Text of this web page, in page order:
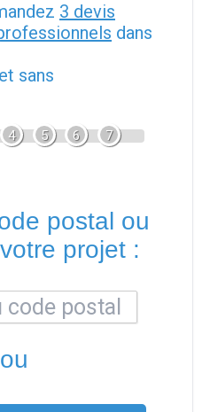
3 devis
dans
sans
4 5 6 7
postal ou
projet :
ou